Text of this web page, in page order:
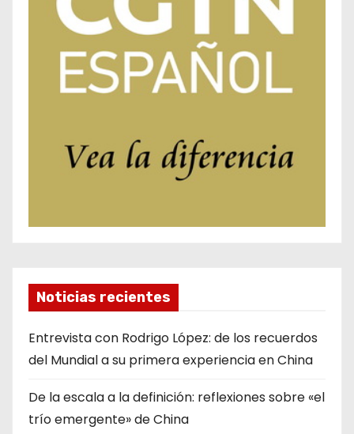
Noticias recientes
Entrevista con Rodrigo López: de los recuerdos
del Mundial a su primera experiencia en China
De la escala a la definición: reflexiones sobre «el
trío emergente» de China